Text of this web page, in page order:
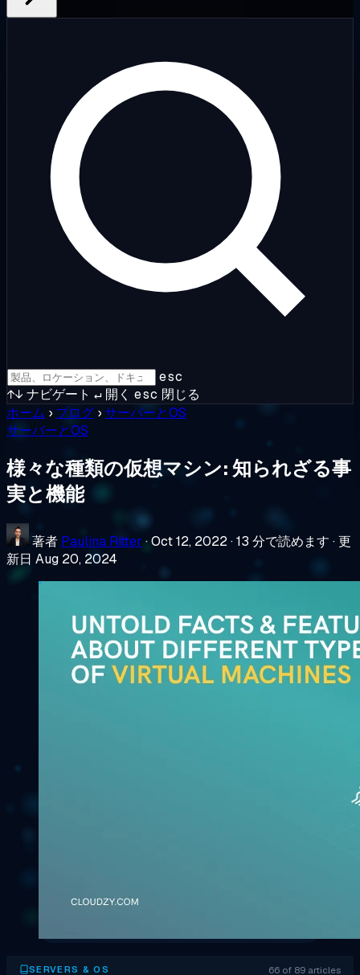
esc
↑↓ ナビゲート ↵ 開く esc 閉じる
ホーム › ブログ ›サーバーとOS
サーバーとOS
様々な種類の仮想マシン: 知られざる事
実と機能
著者 Paulina Ritter ·Oct 12, 2022·13 分で読めます ·更
新日 Aug 20, 2024
SERVERS & OS 66 of 89 articles